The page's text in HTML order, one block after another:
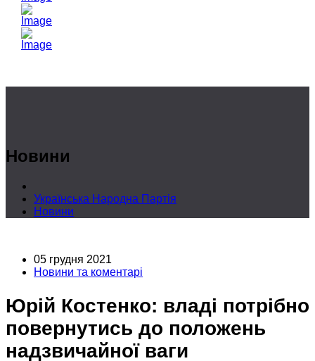
Новини
Українська Народна Партія
Новини
05 грудня 2021
Новини та коментарі
Юрій Костенко: владі потрібно
повернутись до положень
надзвичайної ваги